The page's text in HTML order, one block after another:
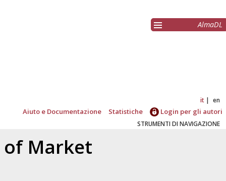
AlmaDL
it en
Aiuto e Documentazione Statistiche Login per gli autori
STRUMENTI DI NAVIGAZIONE
of Market